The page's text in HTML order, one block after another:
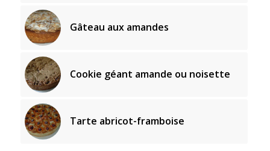
Gâteau aux amandes
Cookie géant amande ou noisette
Tarte abricot-framboise